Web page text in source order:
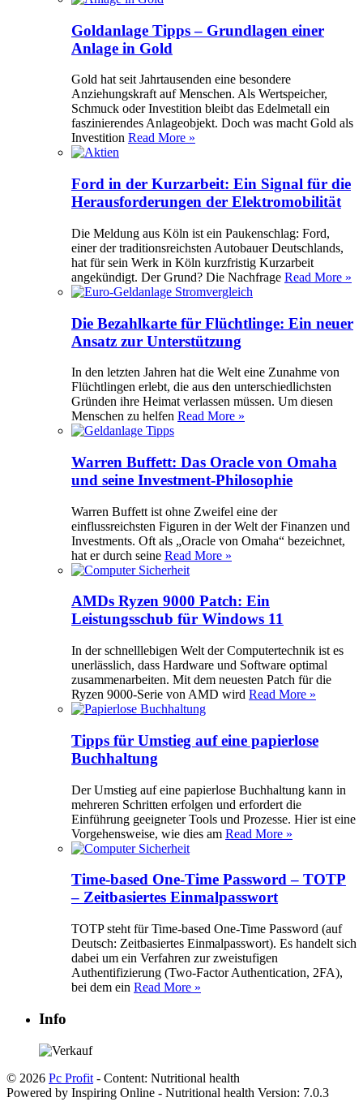
Goldanlage Tipps – Grundlagen einer
Anlage in Gold
Gold hat seit Jahrtausenden eine besondere
Anziehungskraft auf Menschen. Als Wertspeicher,
Schmuck oder Investition bleibt das Edelmetall ein
faszinierendes Anlageobjekt. Doch was macht Gold als
Investition Read More »
Ford in der Kurzarbeit: Ein Signal für die
Herausforderungen der Elektromobilität
Die Meldung aus Köln ist ein Paukenschlag: Ford,
einer der traditionsreichsten Autobauer Deutschlands,
hat für sein Werk in Köln kurzfristig Kurzarbeit
angekündigt. Der Grund? Die Nachfrage Read More »
Die Bezahlkarte für Flüchtlinge: Ein neuer
Ansatz zur Unterstützung
In den letzten Jahren hat die Welt eine Zunahme von
Flüchtlingen erlebt, die aus den unterschiedlichsten
Gründen ihre Heimat verlassen müssen. Um diesen
Menschen zu helfen Read More »
Warren Buffett: Das Oracle von Omaha
und seine Investment-Philosophie
Warren Buffett ist ohne Zweifel eine der
einflussreichsten Figuren in der Welt der Finanzen und
Investments. Oft als „Oracle von Omaha“ bezeichnet,
hat er durch seine Read More »
AMDs Ryzen 9000 Patch: Ein
Leistungsschub für Windows 11
In der schnelllebigen Welt der Computertechnik ist es
unerlässlich, dass Hardware und Software optimal
zusammenarbeiten. Mit dem neuesten Patch für die
Ryzen 9000-Serie von AMD wird Read More »
Tipps für Umstieg auf eine papierlose
Buchhaltung
Der Umstieg auf eine papierlose Buchhaltung kann in
mehreren Schritten erfolgen und erfordert die
Einführung geeigneter Tools und Prozesse. Hier ist eine
Vorgehensweise, wie dies am Read More »
Time-based One-Time Password – TOTP
– Zeitbasiertes Einmalpasswort
TOTP steht für Time-based One-Time Password (auf
Deutsch: Zeitbasiertes Einmalpasswort). Es handelt sich
dabei um ein Verfahren zur zweistufigen
Authentifizierung (Two-Factor Authentication, 2FA),
bei dem ein Read More »
Info
© 2026 Pc Profit - Content: Nutritional health
Powered by Inspiring Online - Nutritional health Version: 7.0.3